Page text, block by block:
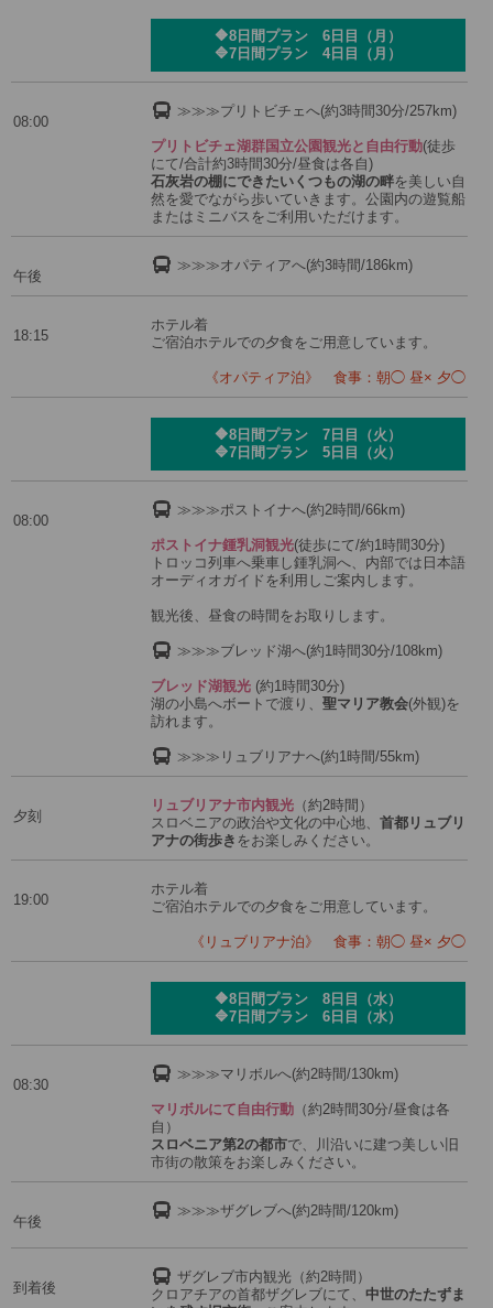
🔶8日間プラン 6日目（月）
🔷7日間プラン 4日目（月）
08:00
≫≫≫プリトビチェへ(約3時間30分/257km)
プリトビチェ湖群国立公園観光と自由行動(徒歩
にて/合計約3時間30分/昼食は各自)
石灰岩の棚にできたいくつもの湖の畔を美しい自
然を愛でながら歩いていきます。公園内の遊覧船
またはミニバスをご利用いただけます。
午後
≫≫≫オパティアへ(約3時間/186km)
18:15
ホテル着
ご宿泊ホテルでの夕食をご用意しています。
《オパティア泊》 食事：朝◯ 昼× 夕◯
🔶8日間プラン 7日目（火）
🔷7日間プラン 5日目（火）
08:00
≫≫≫ポストイナへ(約2時間/66km)
ポストイナ鍾乳洞観光(徒歩にて/約1時間30分)
トロッコ列車へ乗車し鍾乳洞へ、内部では日本語
オーディオガイドを利用しご案内します。
観光後、昼食の時間をお取りします。
≫≫≫ブレッド湖へ(約1時間30分/108km)
ブレッド湖観光 (約1時間30分)
湖の小島へボートで渡り、 聖マリア教会(外観)を
訪れます。
≫≫≫リュブリアナへ(約1時間/55km)
夕刻
リュブリアナ市内観光 （約2時間）
スロベニアの政治や文化の中心地、 首都リュブリ
アナの街歩き をお楽しみください。
19:00
ホテル着
ご宿泊ホテルでの夕食をご用意しています。
《リュブリアナ泊》 食事：朝◯ 昼× 夕◯
🔶8日間プラン 8日目（水）
🔷7日間プラン 6日目（水）
08:30
≫≫≫マリボルへ(約2時間/130km)
マリボルにて自由行動 （約2時間30分/昼食は各
自）
スロベニア第2の都市で、川沿いに建つ美しい旧
市街の散策をお楽しみください。
午後
≫≫≫ザグレブへ(約2時間/120km)
到着後
ザグレブ市内観光（約2時間）
クロアチアの首都ザグレブにて、 中世のたたずま